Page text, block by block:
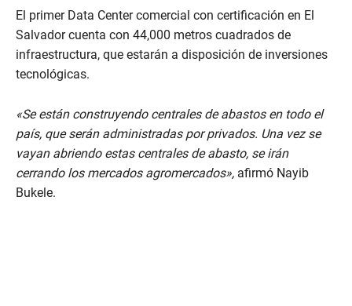
s
El primer Data Center comercial con certificación en El
Salvador cuenta con 44,000 metros cuadrados de
infraestructura, que estarán a disposición de inversiones
tecnológicas.
«Se están construyendo centrales de abastos en todo el
país, que serán administradas por privados. Una vez se
vayan abriendo estas centrales de abasto, se irán
cerrando los mercados agromercados», afirmó Nayib
Bukele.